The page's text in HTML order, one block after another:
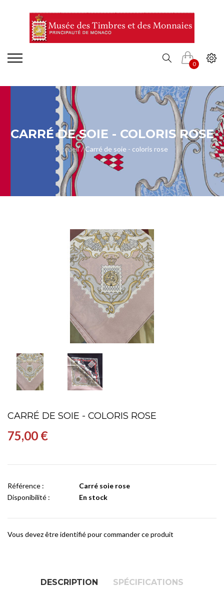
0
CARRÉ DE SOIE - COLORIS ROSE
Accueil Carré de soie - coloris rose
CARRÉ DE SOIE - COLORIS ROSE
75,00 €
Référence :
Carré soie rose
Disponibilité :
En stock
Vous devez être identifié pour commander ce produit
DESCRIPTION SPÉCIFICATIONS